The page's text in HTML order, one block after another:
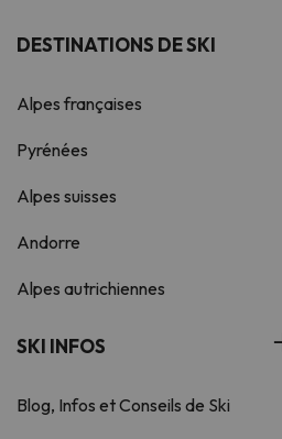
DESTINATIONS DE SKI
Alpes françaises
Pyrénées
Alpes suisses
Andorre
Alpes autrichiennes
SKI INFOS
Blog, Infos et Conseils de Ski